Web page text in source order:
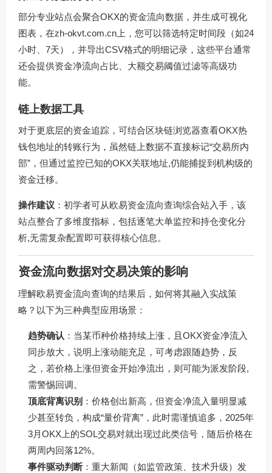
部分专业站点会聚合OKX的资金流向数据，并生成可视化
图表，在zh-okvt.com.cn 上，您可以筛选特定时间段（如24
小时、7天），并导出CSV格式的明细记录，这些平台通常
还会提供资金净流向占比、大额交易阈值过滤等高级功
能。
链上数据工具
对于更底层的资金追踪，可结合区块链浏览器查看OKX热
钱包地址的转账行为，虽然链上数据不直接标记“交易所内
部”，但通过监控已知的OKX关联地址,仍能捕捉到机构级的
资金迁移。
操作建议 ：初学者可从欧易资金流向查询综合站入手，该
站点整合了多维度指标，包括逐笔大单监控和持仓变化分
析,无需复杂配置即可获得核心信息。
资金流向数据对交易决策的影响
理解欧易资金流向查询的结果后，如何将其融入实战策
略？以下为三种典型应用场景：
趋势确认 ：当某币种价格持续上涨，且OKX资金净流入
同步放大，说明上涨动能充足，可考虑跟随趋势，反
之，若价格上涨但资金开始净流出，则可能为派发阶段,
需警惕回调。
顶底背离识别 ：价格创出新高，但资金净流入量明显减
少甚至转负，构成“量价背离”，此时需谨慎追多，2025年
3月OKX上的SOL交易对就出现过此类信号，随后价格在
两周内回落12%。
事件驱动判断：重大新闻（如监管政策、技术升级）发